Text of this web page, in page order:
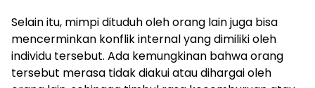
Selain itu, mimpi dituduh oleh orang lain juga bisa
mencerminkan konflik internal yang dimiliki oleh
individu tersebut. Ada kemungkinan bahwa orang
tersebut merasa tidak diakui atau dihargai oleh